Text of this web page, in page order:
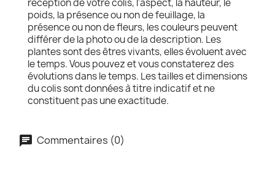
réception de votre colis, l'aspect, la hauteur, le
poids, la présence ou non de feuillage, la
présence ou non de fleurs, les couleurs peuvent
différer de la photo ou de la description. Les
plantes sont des êtres vivants, elles évoluent avec
le temps. Vous pouvez et vous constaterez des
évolutions dans le temps. Les tailles et dimensions
du colis sont données à titre indicatif et ne
constituent pas une exactitude.
Commentaires (0)